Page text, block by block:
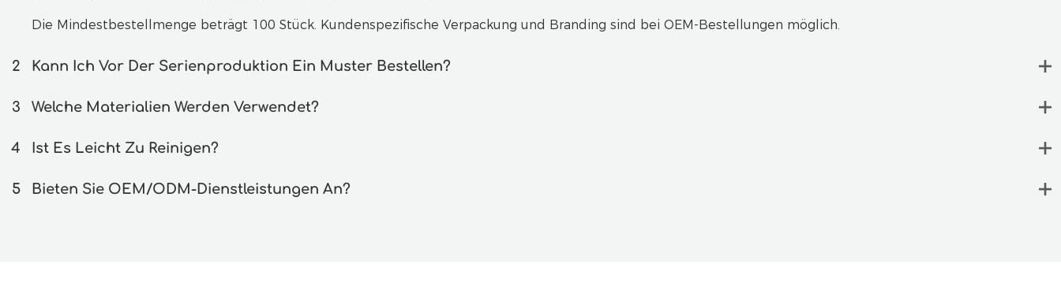
Die Mindestbestellmenge beträgt 100 Stück. Kundenspezifische Verpackung und Branding sind bei OEM-Bestellungen möglich.
2 Kann Ich Vor Der Serienproduktion Ein Muster Bestellen?
3 Welche Materialien Werden Verwendet?
4 Ist Es Leicht Zu Reinigen?
5 Bieten Sie OEM/ODM-Dienstleistungen An?